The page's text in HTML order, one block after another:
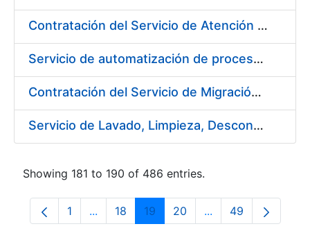
Contratación del Servicio de Atención al Público en la Tienda del Museo Casa de la Moneda, de la Fábrica Nacional de Moneda y Timbre-Real Casa de la Moneda
Servicio de automatización de procesos, de la Fábrica Nacional de Moneda y Timbre-Real Casa de la Moneda
Contratación del Servicio de Migración del Sistema ACSFE a Opentext
Servicio de Lavado, Limpieza, Descontaminación y Desinfección de la Ropa de Trabajo del Personal de la FNMT-RCM
Showing 181 to 190 of 486 entries.
Page
1 ...Intermediate Pages Use TAB to navigate.
Page
18 Page
19 Page
20 ...Intermediate
Page
49